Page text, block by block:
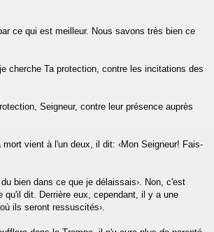
ce qui est meilleur. Nous savons très bien ce
cherche Ta protection, contre les incitations des
Seigneur, contre leur présence auprès
vient à l'un deux, il dit: ‹Mon Seigneur! Fais-
bien dans ce que je délaissais›. Non, c'est
qu'il dit. Derrière eux, cependant, il y a une
ils seront ressuscités›.